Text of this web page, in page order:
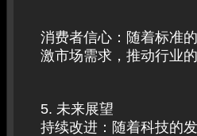
消费者信心：随着标准
激市场需求，推动行业
5. 未来展望
持续改进：随着科技的